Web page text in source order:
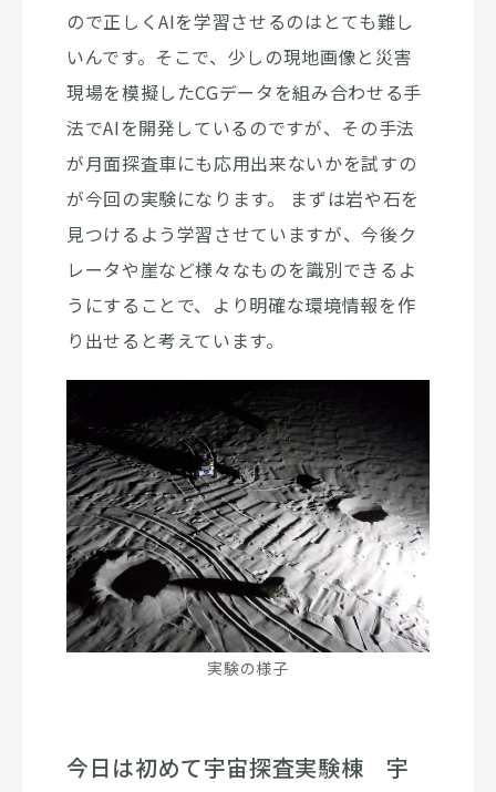
ので正しくAIを学習させるのはとても難し
いんです。そこで、少しの現地画像と災害
現場を模擬したCGデータを組み合わせる手
法でAIを開発しているのですが、その手法
が月面探査車にも応用出来ないかを試すの
が今回の実験になります。 まずは岩や石を
見つけるよう学習させていますが、今後ク
レータや崖など様々なものを識別できるよ
うにすることで、より明確な環境情報を作
り出せると考えています。
実験の様子
今日は初めて宇宙探査実験棟 宇